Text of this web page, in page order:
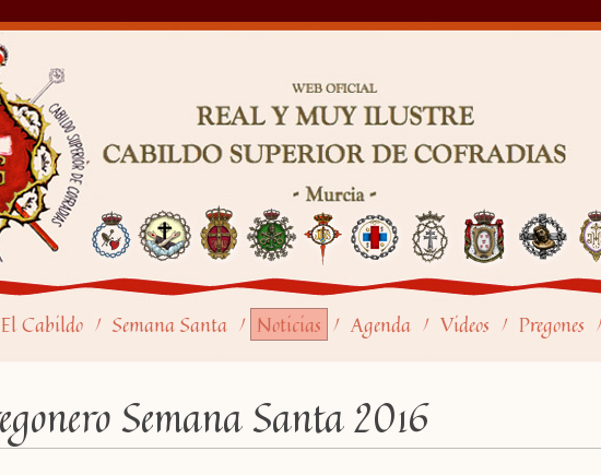
El Cabildo / Semana Santa / Noticias / Agenda / Videos / Pregones
Semana Santa 2016